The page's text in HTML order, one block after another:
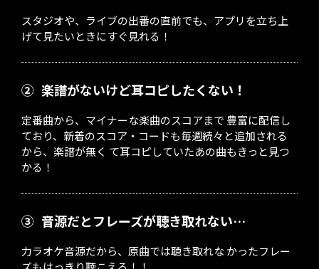
スタジオや、ライブの出番の直前でも、アプリを立ち上
げて見たいときにすぐ見れる！
② 楽譜がないけど耳コピしたくない！
定番曲から、マイナーな楽曲のスコアまで 豊富に配信し
ており、新着のスコア・コードも毎週続々と追加される
から、楽譜が無く て耳コピしていたあの曲もきっと見つ
かる！
③ 音源だとフレーズが聴き取れない…
力ラオケ音源だから、原曲では聴き取れな かったフレー